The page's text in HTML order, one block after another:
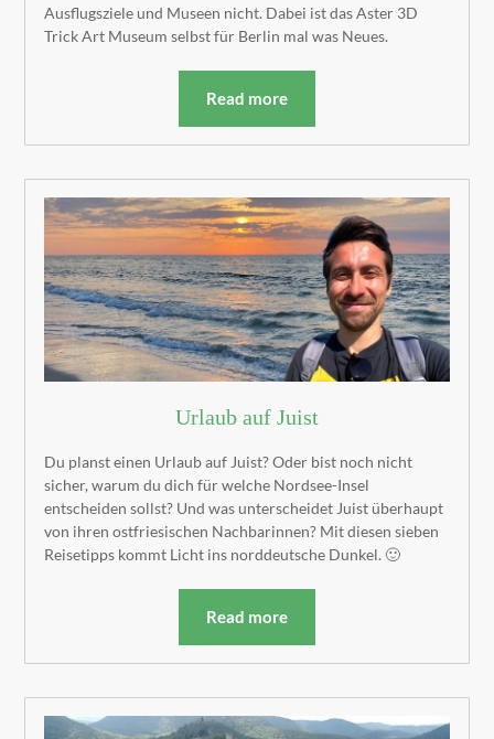
Ausflugsziele und Museen nicht. Dabei ist das Aster 3D
Trick Art Museum selbst für Berlin mal was Neues.
Read more
Urlaub auf Juist
Du planst einen Urlaub auf Juist? Oder bist noch nicht
sicher, warum du dich für welche Nordsee-Insel
entscheiden sollst? Und was unterscheidet Juist überhaupt
von ihren ostfriesischen Nachbarinnen? Mit diesen sieben
Reisetipps kommt Licht ins norddeutsche Dunkel. 🙂
Read more